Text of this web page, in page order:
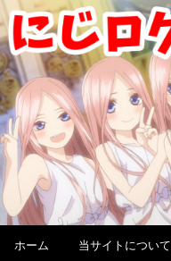
ホーム 当サイトについて